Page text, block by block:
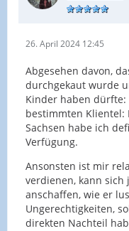
26. April 2024 12:45
Abgesehen davon,
durchgekaut wurde
Kinder haben
bestimmten Klientel:
Sachsen habe ich
Verfügung.
Ansonsten ist mir
verdienen, kann sich
anschaffen, wie er
Ungerechtigkeiten,
direkten Nachteil